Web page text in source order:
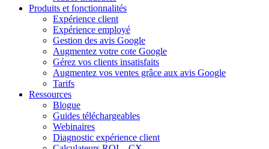
Produits et fonctionnalités
Expérience client
Expérience employé
Gestion des avis Google
Augmentez votre cote Google
Gérez vos clients insatisfaits
Augmentez vos ventes grâce aux avis Google
Tarifs
Ressources
Blogue
Guides téléchargeables
Webinaires
Diagnostic expérience client